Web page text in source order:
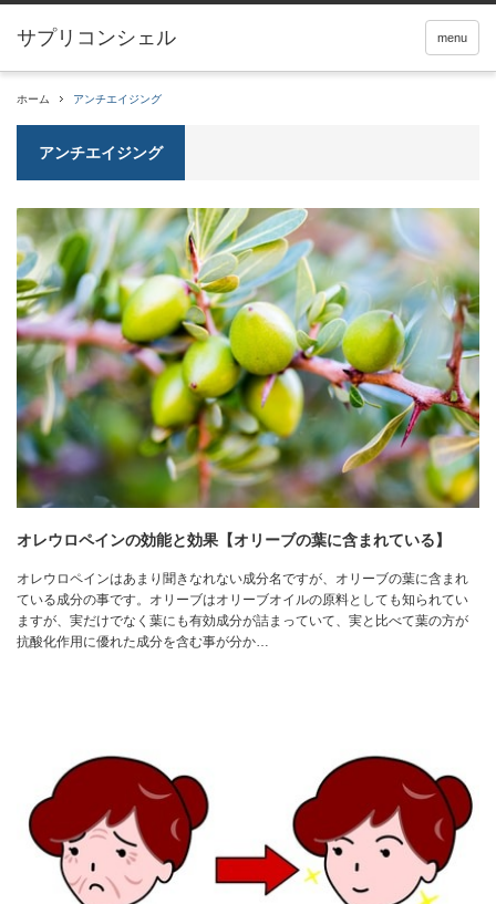
サプリコンシェル menu
ホーム アンチエイジング
アンチエイジング
オレウロペインの効能と効果【オリーブの葉に含まれている】
オレウロペインはあまり聞きなれない成分名ですが、オリーブの葉に含まれ
ている成分の事です。オリーブはオリーブオイルの原料としても知られてい
ますが、実だけでなく葉にも有効成分が詰まっていて、実と比べて葉の方が
抗酸化作用に優れた成分を含む事が分か…